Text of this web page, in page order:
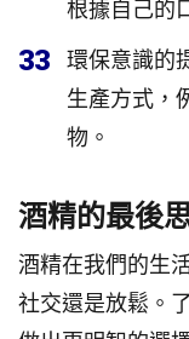
根據自己的
33
環保意識的
生產方式，
物。
酒精的最後
酒精在我們的生
社交還是放鬆。